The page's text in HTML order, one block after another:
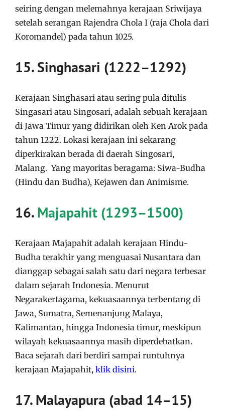
seiring dengan melemahnya kerajaan Sriwijaya
setelah serangan Rajendra Chola I (raja Chola dari
Koromandel) pada tahun 1025.
15. Singhasari (1222–1292)
Kerajaan Singhasari atau sering pula ditulis
Singasari atau Singosari, adalah sebuah kerajaan
di Jawa Timur yang didirikan oleh Ken Arok pada
tahun 1222. Lokasi kerajaan ini sekarang
diperkirakan berada di daerah Singosari,
Malang. Yang mayoritas beragama: Siwa-Budha
(Hindu dan Budha), Kejawen dan Animisme.
16.Majapahit (1293–1500)
Kerajaan Majapahit adalah kerajaan Hindu-
Budha terakhir yang menguasai Nusantara dan
dianggap sebagai salah satu dari negara terbesar
dalam sejarah Indonesia. Menurut
Negarakertagama, kekuasaannya terbentang di
Jawa, Sumatra, Semenanjung Malaya,
Kalimantan, hingga Indonesia timur, meskipun
wilayah kekuasaannya masih diperdebatkan.
Baca sejarah dari berdiri sampai runtuhnya
kerajaan Majapahit, klik disini.
17. Malayapura (abad 14–15)